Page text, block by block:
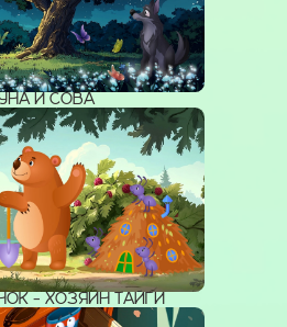
И СОВА
- ХОЗЯИН ТАЙГИ